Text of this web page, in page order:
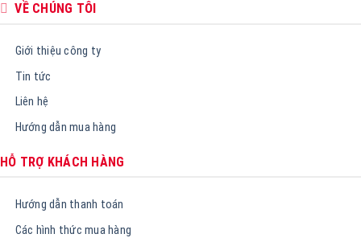
VỀ CHÚNG TÔI
Giới thiệu công ty
Tin tức
Liên hệ
Hướng dẫn mua hàng
HỖ TRỢ KHÁCH HÀNG
Hướng dẫn thanh toán
Các hình thức mua hàng